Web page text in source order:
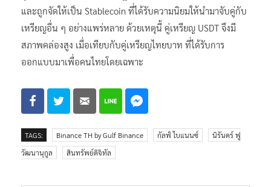
และถูกจัดให้เป็น Stablecoin ที่ได้รับความนิยมให้นำมาจับคู่กับ
เหรียญอื่น ๆ อย่างแพร่หลาย ด้วยเหตุนี้ คู่เหรียญ USDT จึงมี
สภาพคล่องสูง เมื่อเทียบกับคู่เหรียญไทยบาท ที่ได้รับการ
ออกแบบมาเพื่อคนไทยโดยเฉพาะ
TAGS: Binance TH by Gulf Binance กัลฟ์ ไบแนนซ์
นิรันดร์ ฟู
วัฒนานุกูล
สินทรัพย์ดิจิทัล